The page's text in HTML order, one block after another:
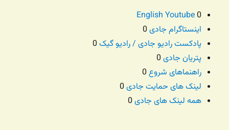
English Youtube0
اینستاگرام جادی
پادکست رادیو جادی / رادیو گیک
پتریان جادی
راهنماهای شروع
لینک های حمایت جادی
همه لینک های جادی